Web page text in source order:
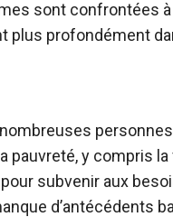
sont confrontées
plus profondément
pauvreté, y compris la
subvenir aux
d’antécédents